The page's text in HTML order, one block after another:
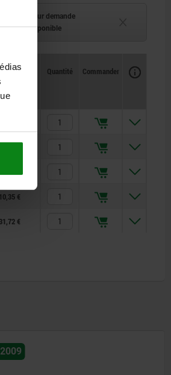
livraison sur demande
indisponible
Quantité Commander
€
€
02081